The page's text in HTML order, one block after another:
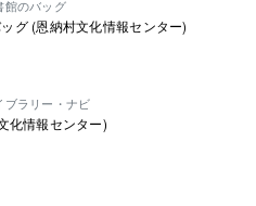
館のバッグ
グ (恩納村文化情報センター)
ブラリー・ナビ
化情報センター)